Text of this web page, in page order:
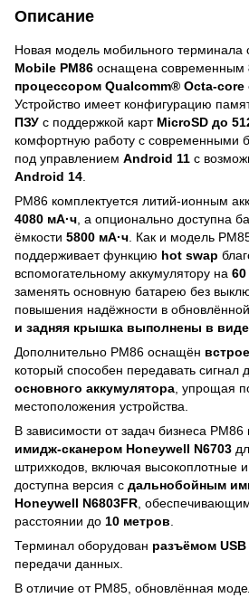
Описание
Новая модель мобильного терминала
Mobile PM86 оснащена современным
процессором Qualcomm® Octa-core
Устройство имеет конфигурацию
ПЗУ с поддержкой карт MicroSD до
комфортную работу с современными
под управлением Android 11 с
Android 14
PM86 комплектуется литий-ионным
4080 мА·ч , а опционально доступна
ёмкости 5800 мА·ч . Как и модель
поддерживает функцию hot swap
вспомогательному аккумулятору на 60
заменять основную батарею без
повышения надёжности в
и задняя крышка выполнены в
Дополнительно PM86 оснащён
который способен передавать сигнал
основного аккумулятора , упрощая
местоположения устройства.
В зависимости от задач бизнеса
имидж-сканером Honeywell N6703
штрихкодов, включая высокоплотные
доступна версия с дальнобойным
Honeywell N6803FR ,
расстоянии до 10 метров
Терминал оборудован разъёмом USB
передачи данных.
В отличие от PM85, обновлённая